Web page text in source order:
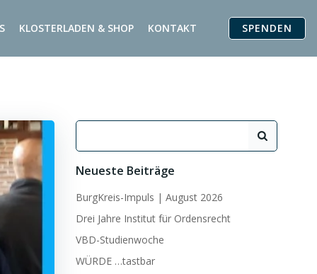
KLOSTERLADEN & SHOP KONTAKT SPENDEN
for:
Neueste Beiträge
BurgKreis-Impuls | August 2026
Drei Jahre Institut für Ordensrecht
VBD-Studienwoche
WÜRDE …tastbar